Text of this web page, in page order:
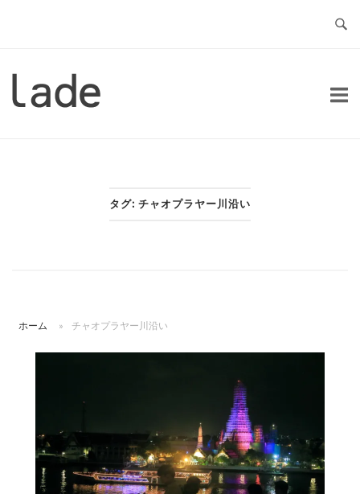
ー
タグ: チャオプラヤー川沿い
ホーム » チャオプラヤー川沿い